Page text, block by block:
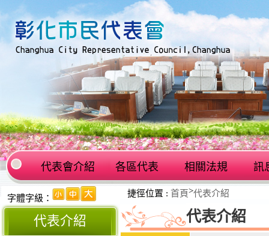
代表會介紹 各區代表 相關法規 訊
字體字級：
代表介紹
捷徑位置 : 首頁>代表介紹
代表介紹